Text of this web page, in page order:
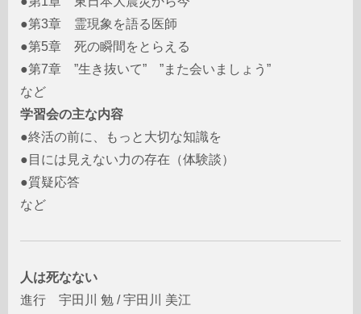
●第3章 霊現象を語る医師
●第5章 死の瞬間をとらえる
●第7章 ”生き抜いて” ”また会いましょう”
など
学習会の主な内容
●終活の前に、もっと大切な知識を
●目には見えない力の存在（体験談）
●質疑応答
など
人は死なない
進行 宇田川 勉 / 宇田川 美江